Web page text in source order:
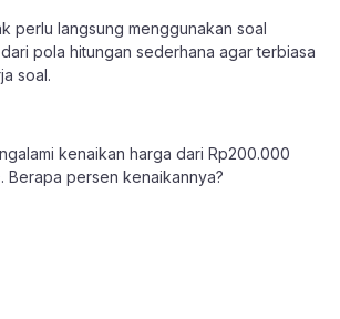
perlu langsung menggunakan soal
pola hitungan sederhana agar terbiasa
soal.
kenaikan harga dari Rp200.000
Berapa persen kenaikannya?